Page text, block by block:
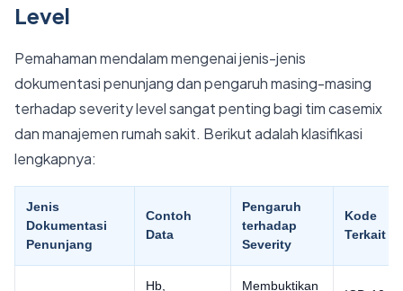
Level
Pemahaman mendalam mengenai jenis-jenis
dokumentasi penunjang dan pengaruh masing-masing
terhadap severity level sangat penting bagi tim casemix
dan manajemen rumah sakit. Berikut adalah klasifikasi
lengkapnya:
Jenis
Dokumentasi
Penunjang
Contoh
Data
Pengaruh
terhadap
Severity
Kode
Terkait
Hb,
Membuktikan